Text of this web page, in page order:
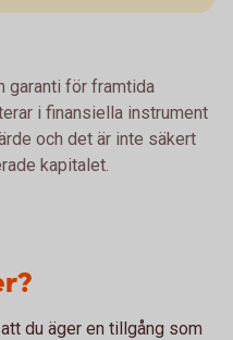
garanti för framtida
i finansiella instrument
och det är inte säkert
kapitalet.
du äger en tillgång som